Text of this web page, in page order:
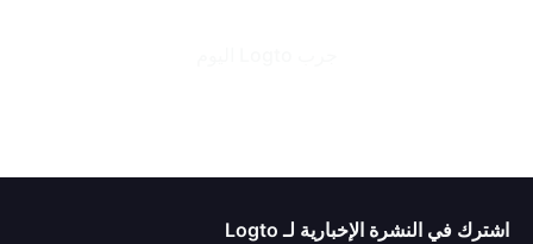
اشترك في النشرة الإخبارية لـ Logto